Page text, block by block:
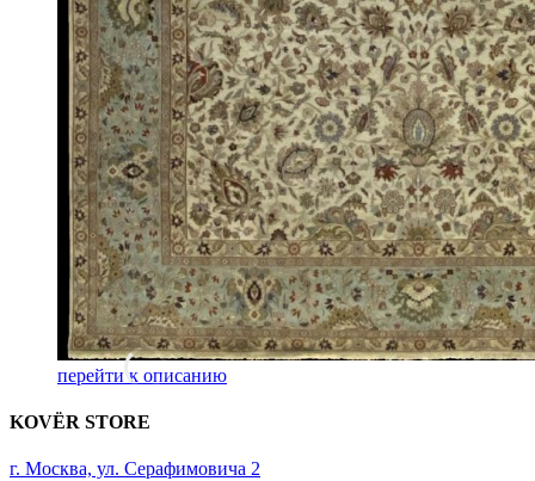
перейти к описанию
KOVËR STORE
г. Москва, ул. Серафимовича 2